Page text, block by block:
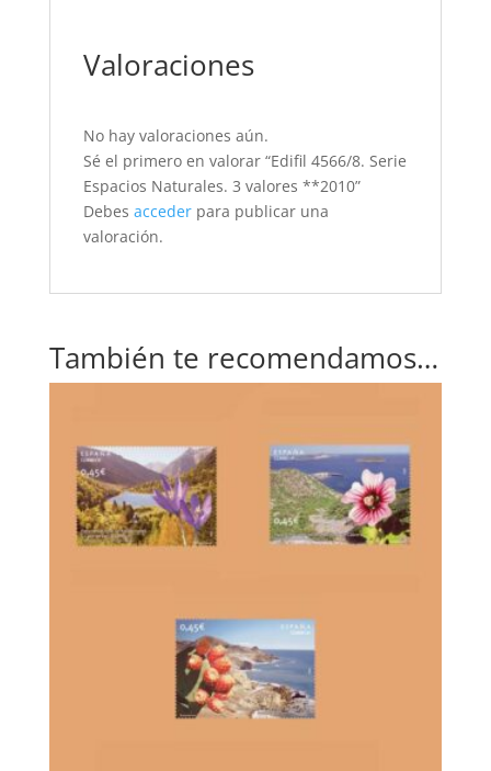
Valoraciones
No hay valoraciones aún.
Sé el primero en valorar “Edifil 4566/8. Serie
Espacios Naturales. 3 valores **2010”
Debes accederpara publicar una
valoración.
También te recomendamos…